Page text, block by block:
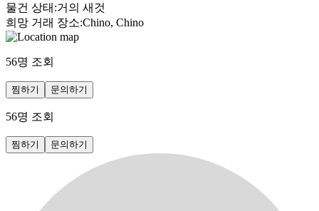
물건 상태 :거의 새것
희망 거래 장소:Chino, Chino
56명 조회
찜하기 문의하기
56명 조회
찜하기 문의하기